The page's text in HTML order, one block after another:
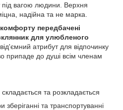
під вагою людини. Верхня
надійна та не марка.
передбачені
для улюбленого
атрибут для відпочинку
припаде до душі всім членам
та розкладається
та транспортуванні